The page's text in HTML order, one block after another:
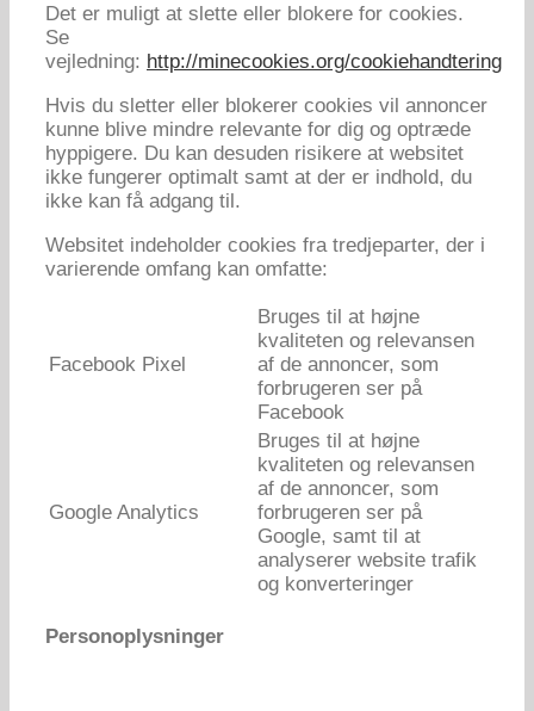
Det er muligt at slette eller blokere for cookies.
Se
vejledning: http://minecookies.org/cookiehandtering
Hvis du sletter eller blokerer cookies vil annoncer
kunne blive mindre relevante for dig og optræde
hyppigere. Du kan desuden risikere at websitet
ikke fungerer optimalt samt at der er indhold, du
ikke kan få adgang til.
Websitet indeholder cookies fra tredjeparter, der i
varierende omfang kan omfatte:
Facebook Pixel
Bruges til at højne
kvaliteten og relevansen
af de annoncer, som
forbrugeren ser på
Facebook
Google Analytics
Bruges til at højne
kvaliteten og relevansen
af de annoncer, som
forbrugeren ser på
Google, samt til at
analyserer website trafik
og konverteringer
Personoplysninger